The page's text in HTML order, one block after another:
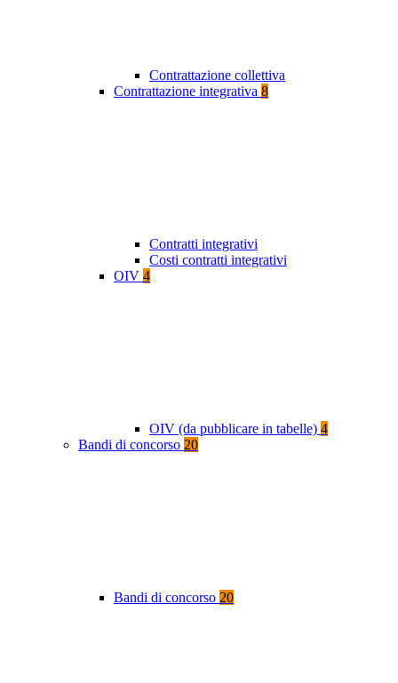
Contrattazione collettiva
Contrattazione integrativa 8
Contratti integrativi
Costi contratti integrativi
OIV 4
OIV (da pubblicare in tabelle) 4
Bandi di concorso 20
Bandi di concorso 20